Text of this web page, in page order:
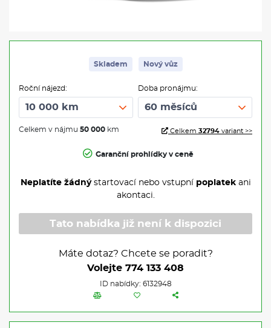
Skladem Nový vůz
Roční nájezd:
Celkem v nájmu 50 000 km
Doba pronájmu:
Celkem 32794 variant >>
Garanční prohlídky v ceně
Neplatíte žádnýstartovací nebo vstupní poplatekani
akontaci.
Tato nabídka již není k dispozici
Máte dotaz? Chcete se poradit?
Volejte 774 133 408
ID nabídky: 6132948